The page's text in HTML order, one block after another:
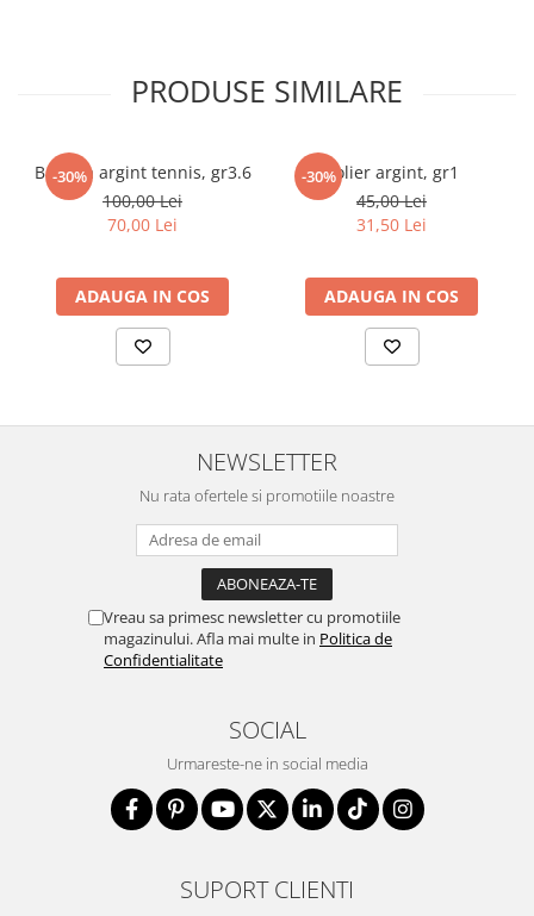
PRODUSE SIMILARE
-30%
Bratara argint tennis, gr3.6
100,00 Lei
70,00 Lei
ADAUGA IN COS
-30%Colier argint, gr1
45,00 Lei
31,50 Lei
ADAUGA IN COS
NEWSLETTER
Nu rata ofertele si promotiile noastre
Vreau sa primesc newsletter cu promotiile
magazinului. Afla mai multe in Politica de
Confidentialitate
SOCIAL
Urmareste-ne in social media
SUPORT CLIENTI